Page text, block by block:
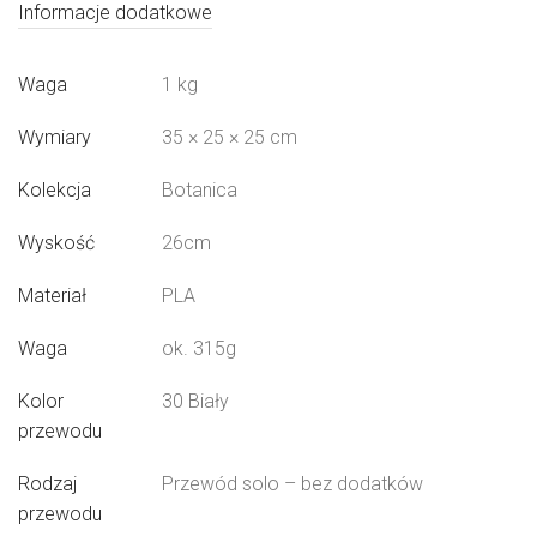
Informacje dodatkowe
Waga 1 kg
Wymiary 35 × 25 × 25 cm
Kolekcja Botanica
Wyskość 26cm
Materiał PLA
Waga ok. 315g
Kolor
przewodu
30 Biały
Rodzaj
przewodu
Przewód solo – bez dodatków